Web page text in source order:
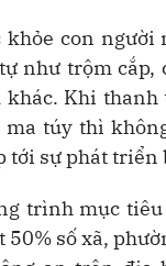
con
như trộm cắp,
Khi
túy thì
tới sự phát triển
trình mục
số xã,